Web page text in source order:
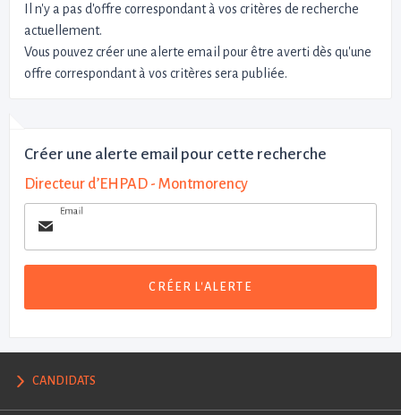
Il n'y a pas d'offre correspondant à vos critères de recherche
actuellement.
Vous pouvez créer une alerte email pour être averti dès qu'une
offre correspondant à vos critères sera publiée.
Créer une alerte email pour cette recherche
Directeur d’EHPAD - Montmorency
Email
CRÉER L'ALERTE
CANDIDATS